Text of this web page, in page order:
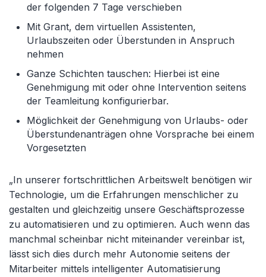
der folgenden 7 Tage verschieben
Mit Grant, dem virtuellen Assistenten,
Urlaubszeiten oder Überstunden in Anspruch
nehmen
Ganze Schichten tauschen: Hierbei ist eine
Genehmigung mit oder ohne Intervention seitens
der Teamleitung konfigurierbar.
Möglichkeit der Genehmigung von Urlaubs- oder
Überstundenanträgen ohne Vorsprache bei einem
Vorgesetzten
„In unserer fortschrittlichen Arbeitswelt benötigen wir
Technologie, um die Erfahrungen menschlicher zu
gestalten und gleichzeitig unsere Geschäftsprozesse
zu automatisieren und zu optimieren. Auch wenn das
manchmal scheinbar nicht miteinander vereinbar ist,
lässt sich dies durch mehr Autonomie seitens der
Mitarbeiter mittels intelligenter Automatisierung